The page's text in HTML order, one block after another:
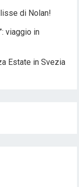
di Nolan!
viaggio in
Estate in Svezia